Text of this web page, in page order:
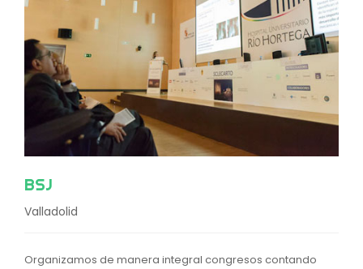
BSJ
Valladolid
Organizamos de manera integral congresos contando